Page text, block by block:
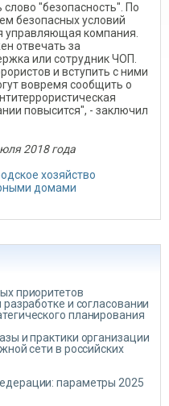
"безопасность". По
безопасных условий
управляющая компания.
отвечать за
или сотрудник ЧОП.
и вступить с ними
вовремя сообщить о
повысится", - заключил
2018 года
хозяйство
домами
приоритетов
и согласовании
планирования
и практики организации
сети в российских
параметры 2025